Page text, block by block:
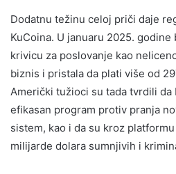
Dodatnu težinu celoj priči daje
KuCoina. U januaru 2025.
krivicu za poslovanje kao
biznis i pristala da plati više od
Američki tužioci su tada tvrdili da
efikasan program protiv pranja
sistem, kao i da su kroz
milijarde dolara sumnjivih i